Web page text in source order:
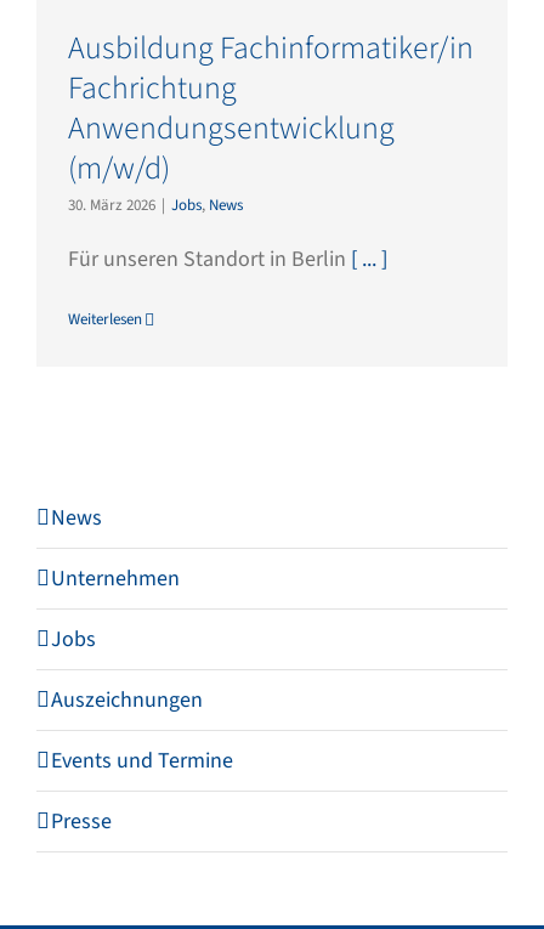
Ausbildung Fachinformatiker/in
Fachrichtung
Anwendungsentwicklung
(m/w/d)
30. März 2026 | Jobs, News
Für unseren Standort in Berlin [ ... ]
Weiterlesen
News
Unternehmen
Jobs
Auszeichnungen
Events und Termine
Presse